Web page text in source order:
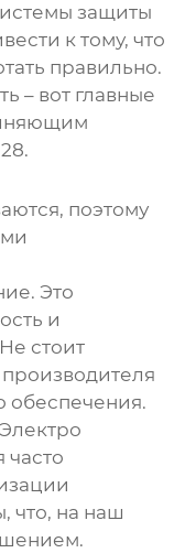
защиты
к тому, что
правильно.
– вот главные
.
поэтому
Это
и
стоит
обеспечения.
часто
что, на наш